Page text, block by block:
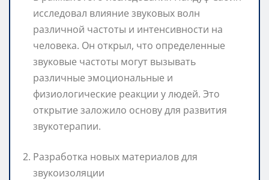
исследовал влияние звуковых волн
различной частоты и интенсивности на
человека. Он открыл, что определенные
звуковые частоты могут вызывать
различные эмоциональные и
физиологические реакции у людей. Это
открытие заложило основу для развития
звукотерапии.
Разработка новых материалов для
звукоизоляции